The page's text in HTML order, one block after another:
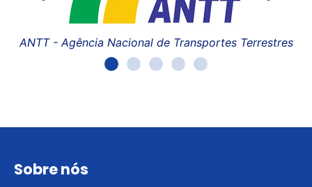
ANTT - Agência Nacional de Transportes Terrestres
Sobre nós